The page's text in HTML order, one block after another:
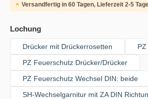
Versandfertig in 60 Tagen, Lieferzeit 2-5
Lochungauswählen
Drücker mit Drückerrosetten
PZ
PZ Feuerschutz Drücker/Drücker
PZ Feuerschutz Wechsel DIN: beide
SH-Wechselgarnitur mit ZA DIN